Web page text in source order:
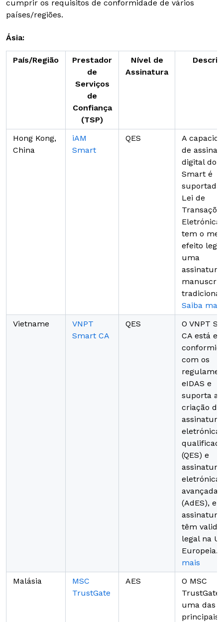
cumprir os requisitos de conformidade de vários
países/regiões.
Ásia:
País/Região
Prestador
de
Serviços
de
Confiança
(TSP)
Nível de
Assinatura
Hong Kong,
China
iAM
Smart
QES
A
de
digital do
Smart é
suportada
Lei de
tem o
efeito
uma
assinatura
Saiba mais
Vietname
VNPT
Smart CA
QES
O VNPT
CA está
com os
eIDAS e
suporta a
criação de
(QES) e
avançadas
(AdES), e
têm
legal na
Europeia.
mais
Malásia
MSC
TrustGate
AES
O MSC
TrustGate
uma das
principais